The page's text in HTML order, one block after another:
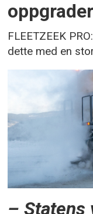
FLEETZEEK
dette med en
– Statens